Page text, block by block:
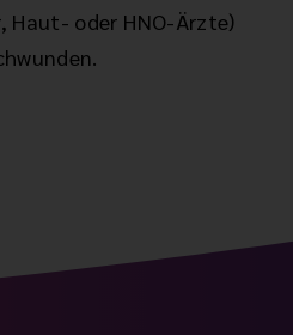
oder HNO-Ärzte)